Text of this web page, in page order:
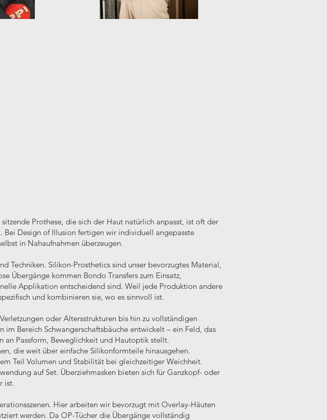
Prothese, die sich der Haut natürlich anpasst, ist oft der
Bei Design of Illusion fertigen wir individuell angepasste
in Nahaufnahmen überzeugen.
Techniken. Silikon-Prosthetics sind unser bevorzugtes Material,
Übergänge kommen Bondo Transfers zum Einsatz,
Applikation entscheidend sind. Weil jede Produktion andere
und kombinieren sie, wo es sinnvoll ist.
oder Altersstrukturen bis hin zu vollständigen
Bereich Schwangerschaftsbäuche entwickelt – ein Feld, das
an Passform, Beweglichkeit und Hautoptik stellt.
die weit über einfache Silikonformteile hinausgehen.
Teil Volumen und Stabilität bei gleichzeitiger Weichheit.
auf Set. Überziehmasken bieten sich für Ganzkopf- oder
ist.
Hier arbeiten wir bevorzugt mit Overlay-Häuten
werden. Da OP-Tücher die Übergänge vollständig